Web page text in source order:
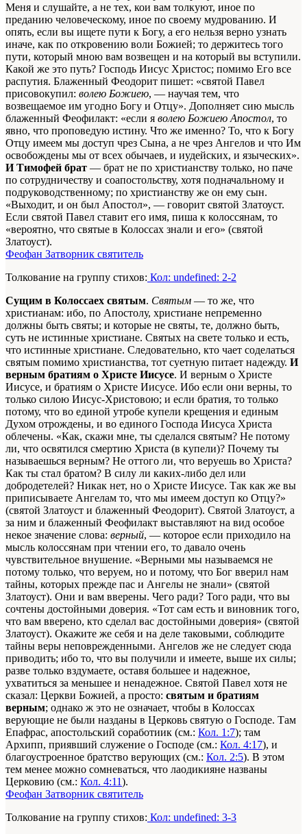
Меня и слушайте, а не тех, кои вам толкуют, иное по
преданию человеческому, иное по своему мудрованию. И
опять, если вы ищете пути к Богу, а его нельзя верно узнать
иначе, как по откровению воли Божией; то держитесь того
пути, который мною вам возвещен и на который вы вступили.
Какой же это путь? Господь Иисус Христос; помимо Его все
распутия. Блаженный Феодорит пишет: «святой Павел
присовокупил: волею Божиею, — научая тем, что
возвещаемое им угодно Богу и Отцу». Дополняет сию мысль
блаженный Феофилакт: «если я волею Божиею Апостол, то
явно, что проповедую истину. Что же именно? То, что к Богу
Отцу имеем мы доступ чрез Сына, а не чрез Ангелов и что Им
освобождены мы от всех обычаев, и иудейских, и языческих».
И Тимофей брат — брат не по христианству только, но паче
по сотрудничеству и соапостольству, хотя подначальному и
подруководственному; по христианству же он ему сын.
«Выходит, и он был Апостол», — говорит святой Златоуст.
Если святой Павел ставит его имя, пиша к колоссянам, то
«вероятно, что святые в Колоссах знали и его» (святой
Златоуст).
Феофан Затворник святитель
Толкование на группу стихов: Кол: undefined: 2-2
Сущим в Колоссаех святым. Святым — то же, что
христианам: ибо, по Апостолу, христиане непременно
должны быть святы; и которые не святы, те, должно быть,
суть не истинные христиане. Святых на свете только и есть,
что истинные христиане. Следовательно, кто чает соделаться
святым помимо христианства, тот суетную питает надежду. И
верным братиям о Христе Иисусе. И верным о Христе
Иисусе, и братиям о Христе Иисусе. Ибо если они верны, то
только силою Иисус-Христовою; и если братия, то только
потому, что во единой утробе купели крещения и единым
Духом отрождены, и во единого Господа Иисуса Христа
облечены. «Как, скажи мне, ты сделался святым? Не потому
ли, что освятился смертию Христа (в купели)? Почему ты
называешься верным? Не оттого ли, что веруешь во Христа?
Как ты стал братом? В силу ли каких-либо дел или
добродетелей? Никак нет, но о Христе Иисусе. Так как же вы
приписываете Ангелам то, что мы имеем доступ ко Отцу?»
(святой Златоуст и блаженный Феодорит). Святой Златоуст, а
за ним и блаженный Феофилакт выставляют на вид особое
некое значение слова: верный, — которое если приходило на
мысль колоссянам при чтении его, то давало очень
чувствительное внушение. «Верными мы называемся не
потому только, что веруем, но и потому, что Бог вверил нам
тайны, которых прежде пас и Ангелы не знали» (святой
Златоуст). Они и вам вверены. Чего ради? Того ради, что вы
сочтены достойными доверия. «Тот сам есть и виновник того,
что вам вверено, кто сделал вас достойными доверия» (святой
Златоуст). Окажите же себя и на деле таковыми, соблюдите
тайны веры неповрежденными. Ангелов же не следует сюда
приводить; ибо то, что вы получили и имеете, выше их силы;
разве только вздумаете, оставя большее и надежное,
ухватиться за меньшее и ненадежное. Святой Павел хотя не
сказал: Церкви Божией, а просто: святым и братиям
верным; однако ж это не означает, чтобы в Колоссах
верующие не были назданы в Церковь святую о Господе. Там
Епафрас, апостольский соработиик (см.: Кол. 1:7); там
Архипп, приявший служение о Господе (см.: Кол. 4:17), и
благоустроенное братство верующих (см.: Кол. 2:5). В этом
тем менее можно сомневаться, что лаодикияне названы
Церковию (см.: Кол. 4:11).
Феофан Затворник святитель
Толкование на группу стихов: Кол: undefined: 3-3